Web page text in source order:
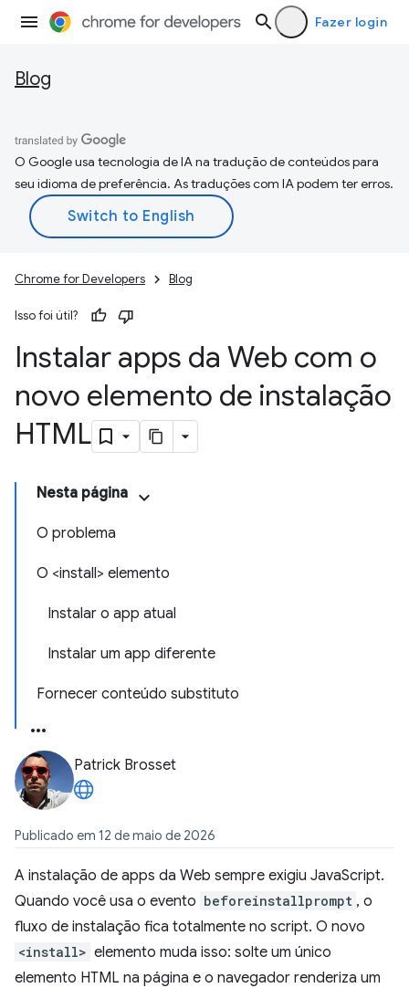
Fazer login
Blog
O Google usa tecnologia de IA na tradução de conteúdos para
seu idioma de preferência. As traduções com IA podem ter erros.
Chrome for Developers Blog
Isso foi útil?
Instalar apps da Web com o
novo elemento de instalação
HTML
Nesta página
O problema
O <install> elemento
Instalar o app atual
Instalar um app diferente
Fornecer conteúdo substituto
Patrick Brosset
Publicado em 12 de maio de 2026
A instalação de apps da Web sempre exigiu JavaScript.
Quando você usa o evento beforeinstallprompt , o
fluxo de instalação fica totalmente no script. O novo
<install> elemento muda isso: solte um único
elemento HTML na página e o navegador renderiza um